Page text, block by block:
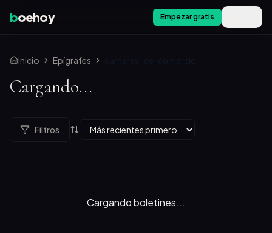
boehoy Empezar gratis
Inicio Epígrafes cámaras-de-comercio
Cargando...
Filtros
Cargando boletines...